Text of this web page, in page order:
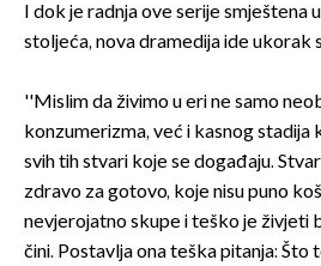
I dok je radnja ove serije smještena
stoljeća, nova dramedija ide ukorak
''Mislim da živimo u eri ne samo
konzumerizma, već i kasnog stadija
svih tih stvari koje se događaju.
zdravo za gotovo, koje nisu puno
nevjerojatno skupe i teško je živjeti
čini. Postavlja ona teška pitanja: Što